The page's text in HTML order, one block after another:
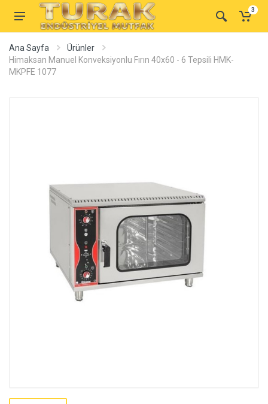
3
Ana Sayfa
Ürünler
Himaksan Manuel Konveksiyonlu Fırın 40x60 - 6 Tepsili HMK-
MKPFE 1077